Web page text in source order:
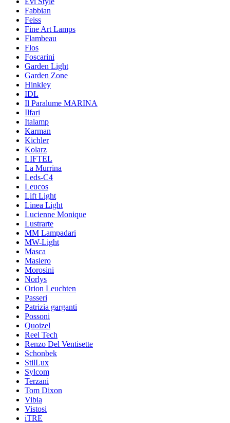
Fabbian
Feiss
Fine Art Lamps
Flambeau
Flos
Foscarini
Garden Light
Garden Zone
Hinkley
IDL
Il Paralume MARINA
Ilfari
Italamp
Karman
Kichler
Kolarz
LIFTEL
La Murrina
Leds-C4
Leucos
Lift Light
Linea Light
Lucienne Monique
Lustrarte
MM Lampadari
MW-Light
Masca
Masiero
Morosini
Norlys
Orion Leuchten
Passeri
Patrizia garganti
Possoni
Quoizel
Reel Tech
Renzo Del Ventisette
Schonbek
StilLux
Sylcom
Terzani
Tom Dixon
Vibia
Vistosi
iTRE